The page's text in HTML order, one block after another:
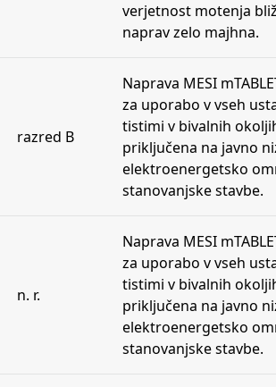
verjetnost motenja
naprav zelo majhna.
razred B
Naprava MESI
za uporabo v vseh
tistimi v bivalnih
priključena na javno
elektroenergetsko
stanovanjske stavbe.
n. r.
Naprava MESI
za uporabo v vseh
tistimi v bivalnih
priključena na javno
elektroenergetsko
stanovanjske stavbe.